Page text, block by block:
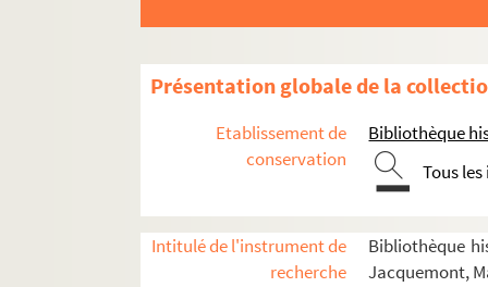
Présentation globale de la
Etablissement de
conservation
Bibliothèque
Tous
Intitulé de l'instrument de
recherche
Bibliothèque
Jacquemont,
Vie professionnelle